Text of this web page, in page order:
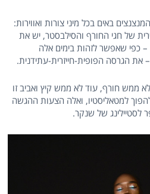
באים בכל מיני צורות ואווירות:
של חגי החורף והסילבסטר, יש את
– כפי שאפשר לזהות בימים אלה
את הגרסה הפופית-חייזרית-עתידנית.
ממש חורף, עוד לא ממש קיץ ואביב זו
למטאליסטיו, ואלה הצעות ההגשה
לסטיילינג של שנקר.